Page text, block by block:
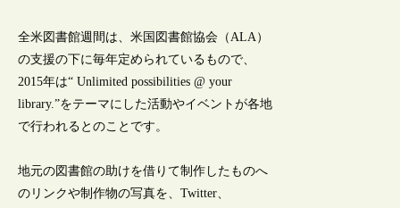
全米図書館週間は、米国図書館協会（ALA）
の支援の下に毎年定められているもので、
2015年は“ Unlimited possibilities @ your
library.”をテーマにした活動やイベントが各地
で行われるとのことです。
地元の図書館の助けを借りて制作したものへ
のリンクや制作物の写真を、Twitter、